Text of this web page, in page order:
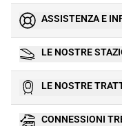
ASSISTENZA E
LE NOSTRE
LE NOSTRE
CONNESSIONI